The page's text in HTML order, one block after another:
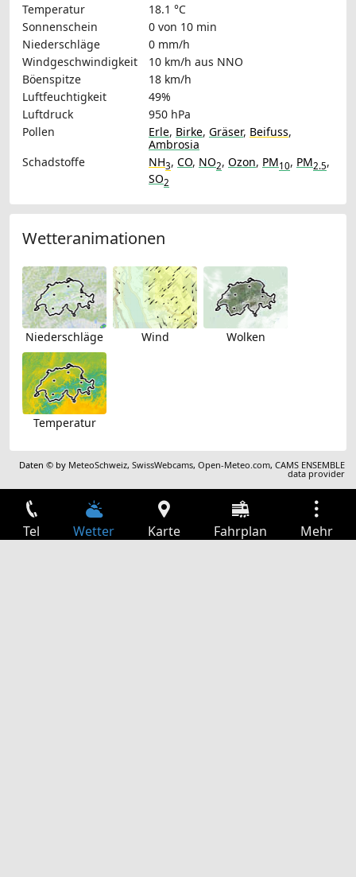
Temperatur
18.1 °C
Sonnenschein
0 von 10 min
Niederschläge
0 mm/h
Windgeschwindigkeit
10 km/h aus NNO
Böenspitze
18 km/h
Luftfeuchtigkeit
49%
Luftdruck
950 hPa
Pollen
Erle, Birke, Gräser, Beifuss,
Ambrosia
Schadstoffe
NH3, CO, NO2, Ozon, PM10, PM2.5,
SO2
Wetteranimationen
Niederschläge Wind Wolken
Temperatur
Daten © by MeteoSchweiz,SwissWebcams,Open-Meteo.com,CAMS ENSEMBLE
data provider
Tel Wetter Karte Fahrplan Mehr